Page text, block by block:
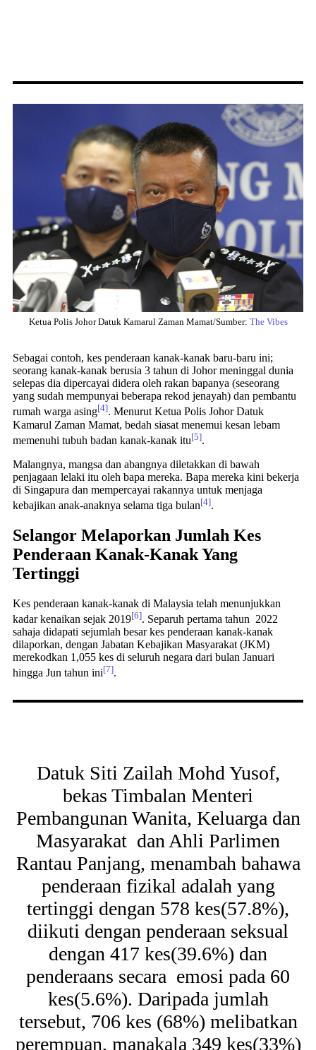
Ketua Polis Johor Datuk Kamarul Zaman Mamat/Sumber: The Vibes
Sebagai contoh, kes penderaan kanak-kanak baru-baru ini;
seorang kanak-kanak berusia 3 tahun di Johor meninggal dunia
selepas dia dipercayai didera oleh rakan bapanya (seseorang
yang sudah mempunyai beberapa rekod jenayah) dan pembantu
rumah warga asing[4]. Menurut Ketua Polis Johor Datuk
Kamarul Zaman Mamat, bedah siasat menemui kesan lebam
memenuhi tubuh badan kanak-kanak itu[5].
Malangnya, mangsa dan abangnya diletakkan di bawah
penjagaan lelaki itu oleh bapa mereka. Bapa mereka kini bekerja
di Singapura dan mempercayai rakannya untuk menjaga
kebajikan anak-anaknya selama tiga bulan[4].
Selangor Melaporkan Jumlah Kes
Penderaan Kanak-Kanak Yang
Tertinggi
Kes penderaan kanak-kanak di Malaysia telah menunjukkan
kadar kenaikan sejak 2019[6]. Separuh pertama tahun 2022
sahaja didapati sejumlah besar kes penderaan kanak-kanak
dilaporkan, dengan Jabatan Kebajikan Masyarakat (JKM)
merekodkan 1,055 kes di seluruh negara dari bulan Januari
hingga Jun tahun ini[7].
Datuk Siti Zailah Mohd Yusof,
bekas Timbalan Menteri
Pembangunan Wanita, Keluarga dan
Masyarakat dan Ahli Parlimen
Rantau Panjang, menambah bahawa
penderaan fizikal adalah yang
tertinggi dengan 578 kes(57.8%),
diikuti dengan penderaan seksual
dengan 417 kes(39.6%) dan
penderaans secara emosi pada 60
kes(5.6%). Daripada jumlah
tersebut, 706 kes (68%) melibatkan
perempuan, manakala 349 kes(33%)